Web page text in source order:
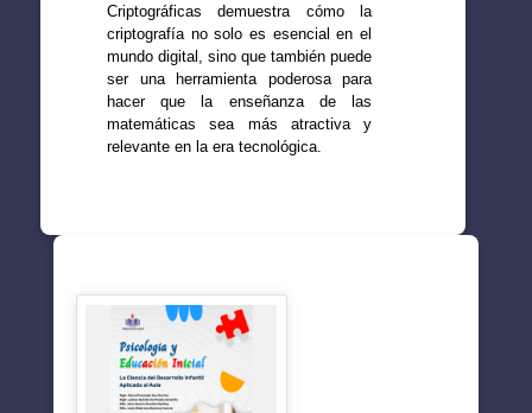
Criptográficas demuestra cómo la
criptografía no solo es esencial en el
mundo digital, sino que también puede
ser una herramienta poderosa para
hacer que la enseñanza de las
matemáticas sea más atractiva y
relevante en la era tecnológica.